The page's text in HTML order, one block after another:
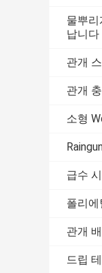
물뿌
납니다
관개
관개
소형
급수
폴리
관개
드립